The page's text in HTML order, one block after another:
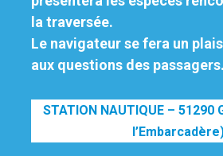
la traversée.
Le navigateur se fera un
aux questions des passagers.
STATION NAUTIQUE – 51290